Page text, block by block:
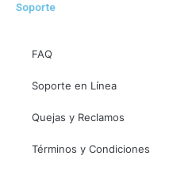
e
o
k
a
m
Soporte
FAQ
Soporte en Línea
Quejas y Reclamos
Términos y Condiciones